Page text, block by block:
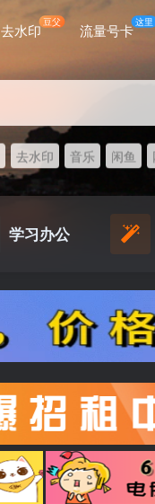
去水印豆父 流量号卡这里
去水印 音乐 闲鱼
学习办公